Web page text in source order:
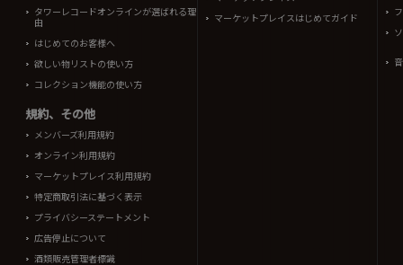
タワーレコードオンラインが選ばれる理
由
はじめてのお客様へ
欲しい物リストの使い方
コレクション機能の使い方
規約、その他
メンバーズ利用規約
オンライン利用規約
マーケットプレイス利用規約
特定商取引法に基づく表示
プライバシーステートメント
広告停止について
酒類販売管理者標識
マーケットプレイスはじめてガイド